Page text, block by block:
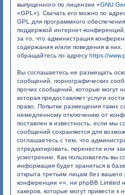
выпущенного по лицензии «GNU
«GPL»). Скачать его можно по
GPL для программного
поддержкой интернет-
за то, что администрация
содержания и/или поведения в
обращайтесь по адресу https://
Вы соглашаетесь не размещать
сообщений, порнографических
прочих сообщений, которые могут
которая предоставляет услуги
право. Попытки размещения таких
немедленному отключению от
поставлен в известность, если мы
сообщений сохраняются для
соглашаетесь с тем, что
отредактировать, перенести или
усмотрению. Как пользователь вы
информация будет храниться в
открыта третьим лицам без
конференции «», ни phpBB Limited
хакеров, которые могут привести к